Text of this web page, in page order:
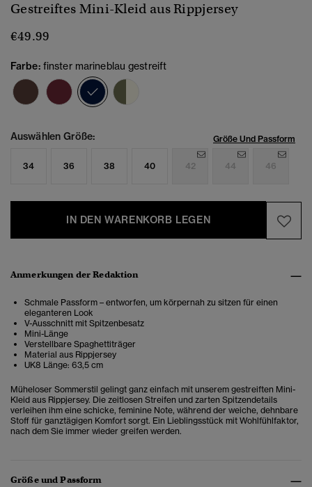
Gestreiftes Mini-Kleid aus Rippjersey
€49.99
Farbe: finster marineblau gestreift
Ausgewählt
Auswählen Größe: Größe Und Passform
34 36 38 40 42 44 46
IN DEN WARENKORB LEGEN
Anmerkungen der Redaktion
Schmale Passform – entworfen, um körpernah zu sitzen für einen
eleganteren Look
V-Ausschnitt mit Spitzenbesatz
Mini-Länge
Verstellbare Spaghettiträger
Material aus Rippjersey
UK8 Länge: 63,5 cm
Müheloser Sommerstil gelingt ganz einfach mit unserem gestreiften Mini-
Kleid aus Rippjersey. Die zeitlosen Streifen und zarten Spitzendetails
verleihen ihm eine schicke, feminine Note, während der weiche, dehnbare
Stoff für ganztägigen Komfort sorgt. Ein Lieblingsstück mit Wohlfühlfaktor,
nach dem Sie immer wieder greifen werden.
Größe und Passform